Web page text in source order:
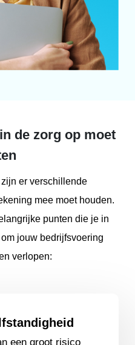
de zorg op moet
er verschillende
mee moet houden.
punten die je in
jouw bedrijfsvoering
verlopen:
een groot risico